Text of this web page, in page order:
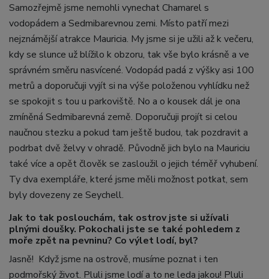
Samozřejmě jsme nemohli vynechat Chamarel s
vodopádem a Sedmibarevnou zemi. Místo patří mezi
nejznámější atrakce Mauricia. My jsme si je užili až k večeru,
kdy se slunce už blížilo k obzoru, tak vše bylo krásně a ve
správném směru nasvícené. Vodopád padá z výšky asi 100
metrů a doporučuji vyjít si na výše položenou vyhlídku než
se spokojit s tou u parkoviště. No a o kousek dál je ona
zmíněná Sedmibarevná země. Doporučuji projít si celou
naučnou stezku a pokud tam ještě budou, tak pozdravit a
podrbat dvě želvy v ohradě. Původně jich bylo na Mauriciu
také více a opět člověk se zasloužil o jejich téměř vyhubení.
Ty dva exempláře, které jsme měli možnost potkat, sem
byly dovezeny ze Seychell.
Jak to tak poslouchám, tak ostrov jste si užívali
plnými doušky. Pokochali jste se také pohledem z
moře zpět na pevninu? Co výlet lodí, byl?
Jasně! Když jsme na ostrově, musíme poznat i ten
podmořský život. Pluli jsme lodí a to ne leda jakou! Pluli